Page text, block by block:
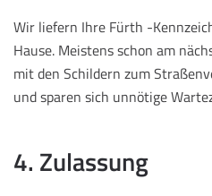
Wir liefern Ihre Fürth -
Hause. Meistens schon am
mit den Schildern zum
und sparen sich unnötige
4. Zulassung